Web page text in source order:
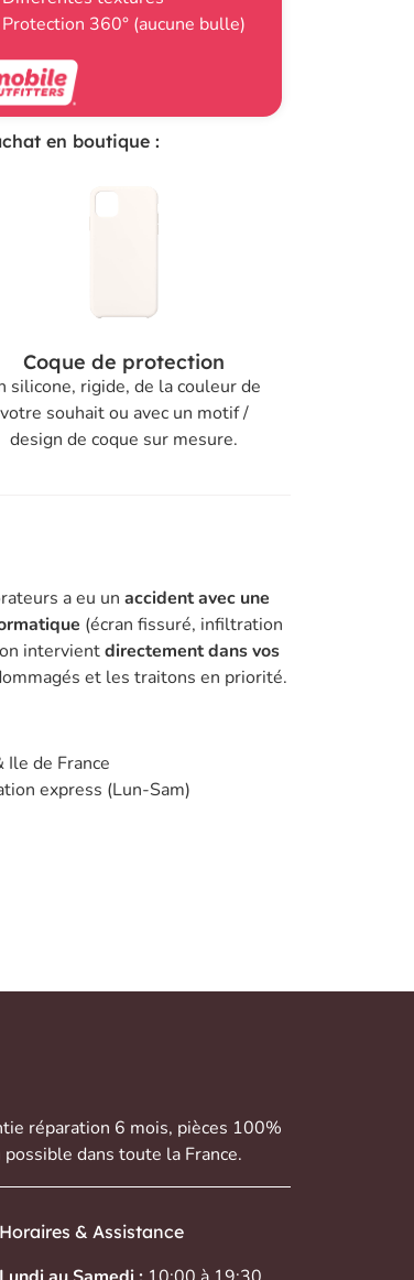
Protection 360° (aucune bulle)
en boutique :
Coque de protection
silicone, rigide, de la couleur de
votre souhait ou avec un motif /
design de coque sur mesure.
a eu un accident avec une
(écran fissuré, infiltration
intervientdirectement dans vos
et les traitons en priorité.
Ile de France
express (Lun-Sam)
réparation 6 mois, pièces 100%
dans toute la France.
Horaires & Assistance